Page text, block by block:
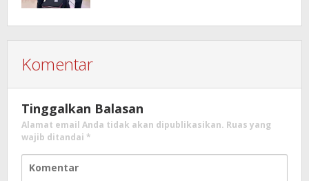
Komentar
Tinggalkan Balasan
Alamat email Anda tidak akan dipublikasikan. Ruas yang
wajib ditandai *